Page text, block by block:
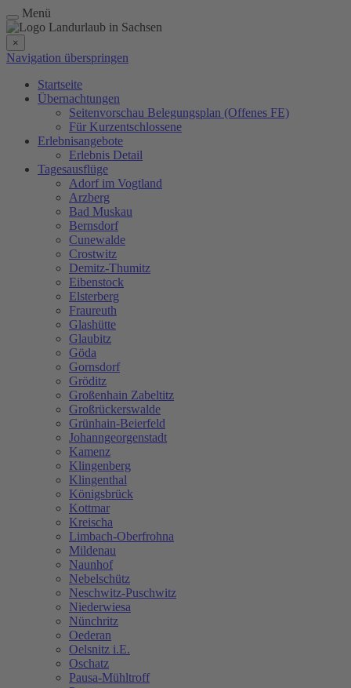
Menü
×
Navigation überspringen
Startseite
Übernachtungen
Seitenvorschau Belegungsplan (Offenes FE)
Für Kurzentschlossene
Erlebnisangebote
Erlebnis Detail
Tagesausflüge
Adorf im Vogtland
Arzberg
Bad Muskau
Bernsdorf
Cunewalde
Crostwitz
Demitz-Thumitz
Eibenstock
Elsterberg
Fraureuth
Glashütte
Glaubitz
Göda
Gornsdorf
Gröditz
Großenhain Zabeltitz
Großrückerswalde
Grünhain-Beierfeld
Johanngeorgenstadt
Kamenz
Klingenberg
Klingenthal
Königsbrück
Kottmar
Kreischa
Limbach-Oberfrohna
Mildenau
Naunhof
Nebelschütz
Neschwitz-Puschwitz
Niederwiesa
Nünchritz
Oederan
Oelsnitz i.E.
Oschatz
Pausa-Mühltroff